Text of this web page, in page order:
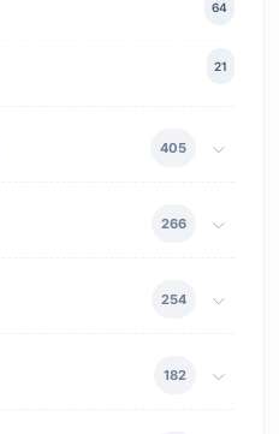
64
21
405
266
254
182